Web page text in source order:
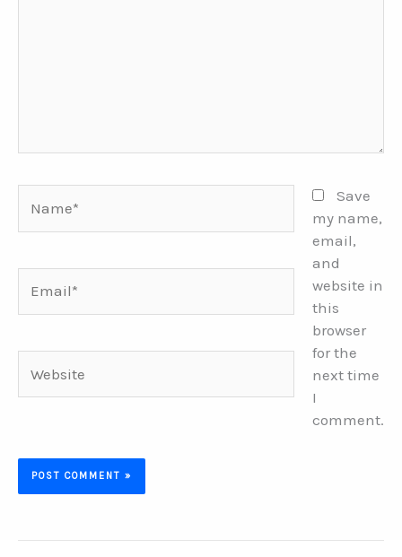
Save
my name,
email,
and
website in
this
browser
for the
next time
I
comment.